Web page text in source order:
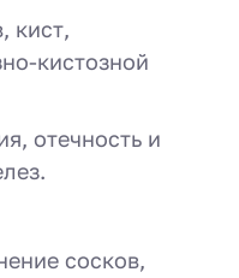
кист,
кистозной
отечность и
сосков,